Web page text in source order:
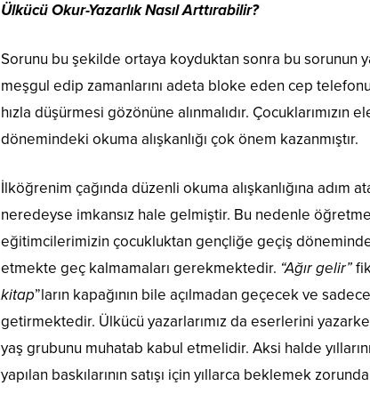
Ülkücü Okur-Yazarlık Nasıl Arttırabilir?
Sorunu bu şekilde ortaya koyduktan sonra bu sorunun
meşgul edip zamanlarını adeta bloke eden cep
hızla düşürmesi gözönüne alınmalıdır.
dönemindeki okuma alışkanlığı çok önem kazanmıştır.
İlköğrenim çağında düzenli okuma alışkanlığına adım
neredeyse imkansız hale gelmiştir. Bu nedenle
eğitimcilerimizin çocukluktan gençliğe geçiş
etmekte geç kalmamaları gerekmektedir. “Ağır gelir”
kitap”ların kapağının bile açılmadan geçecek ve
getirmektedir. Ülkücü yazarlarımız da eserlerini
yaş grubunu muhatab kabul etmelidir. Aksi halde
yapılan baskılarının satışı için yıllarca beklemek